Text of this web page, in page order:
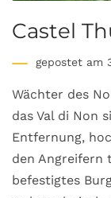
Castel
gepostet am
Wächter des
das Val di Non
Entfernung,
den Angreifern
befestigtes